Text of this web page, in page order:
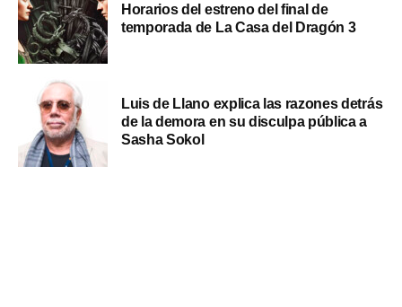
Horarios del estreno del final de
temporada de La Casa del Dragón 3
Luis de Llano explica las razones detrás
de la demora en su disculpa pública a
Sasha Sokol